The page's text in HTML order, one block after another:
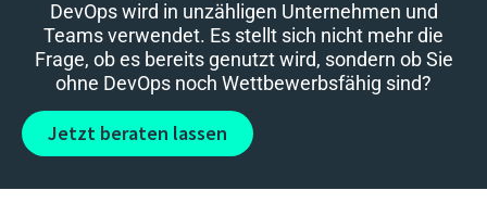
DevOps wird in unzähligen Unternehmen und
Teams verwendet. Es stellt sich nicht mehr die
Frage, ob es bereits genutzt wird, sondern ob Sie
ohne DevOps noch Wettbewerbsfähig sind?
Jetzt beraten lassen